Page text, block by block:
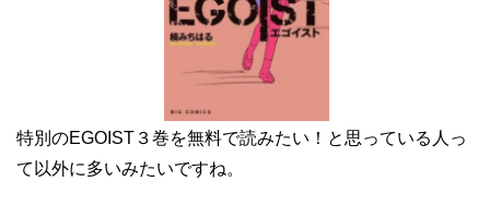
特別のEGOIST３巻を無料で読みたい！と思っている人っ
て以外に多いみたいですね。